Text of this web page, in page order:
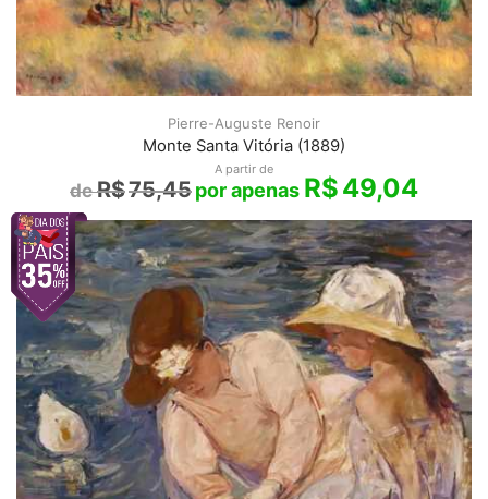
Pierre-Auguste Renoir
Monte Santa Vitória (1889)
A partir de
R$75,45 R$49,04